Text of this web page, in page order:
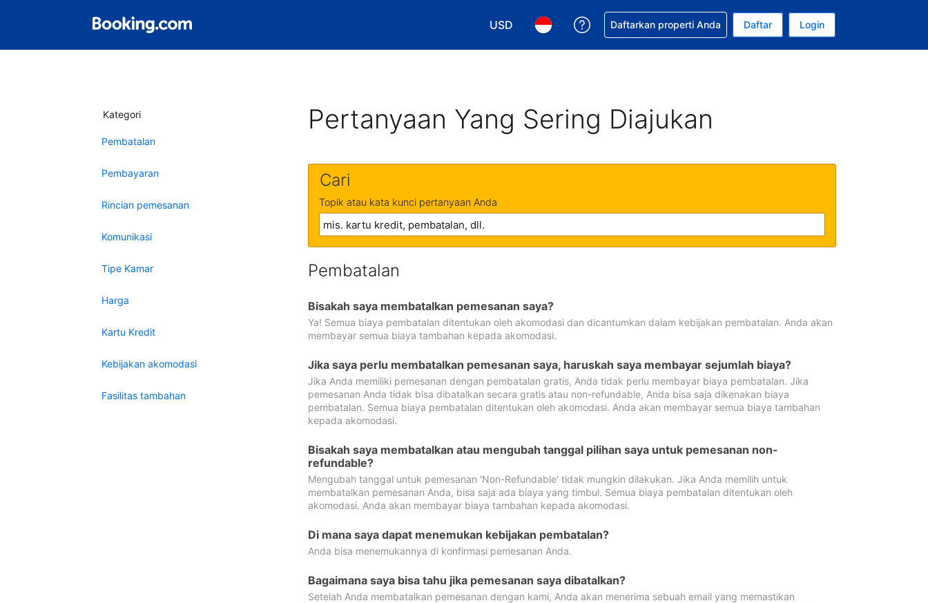
USD
Pilih mata uang Anda. Mata uang Anda saat ini adalah Dolar Amerika Serikat
Pilih bahasa Anda. Bahasa Anda saat ini adalah Bahasa Indonesia
Dapatkan bantuan untuk pemesanan Anda
Daftarkan properti Anda Daftar Login
Kategori
Pembatalan
Pembayaran
Rincian pemesanan
Komunikasi
Tipe Kamar
Harga
Kartu Kredit
Kebijakan akomodasi
Fasilitas tambahan
Pertanyaan Yang Sering Diajukan
Cari
Topik atau kata kunci pertanyaan Anda
Pembatalan
Bisakah saya membatalkan pemesanan saya?
Ya! Semua biaya pembatalan ditentukan oleh akomodasi dan dicantumkan dalam kebijakan pembatalan. Anda akan
membayar semua biaya tambahan kepada akomodasi.
Jika saya perlu membatalkan pemesanan saya, haruskah saya membayar sejumlah biaya?
Jika Anda memiliki pemesanan dengan pembatalan gratis, Anda tidak perlu membayar biaya pembatalan. Jika
pemesanan Anda tidak bisa dibatalkan secara gratis atau non-refundable, Anda bisa saja dikenakan biaya
pembatalan. Semua biaya pembatalan ditentukan oleh akomodasi. Anda akan membayar semua biaya tambahan
kepada akomodasi.
Bisakah saya membatalkan atau mengubah tanggal pilihan saya untuk pemesanan non-
refundable?
Mengubah tanggal untuk pemesanan 'Non-Refundable' tidak mungkin dilakukan. Jika Anda memilih untuk
membatalkan pemesanan Anda, bisa saja ada biaya yang timbul. Semua biaya pembatalan ditentukan oleh
akomodasi. Anda akan membayar biaya tambahan kepada akomodasi.
Di mana saya dapat menemukan kebijakan pembatalan?
Anda bisa menemukannya di konfirmasi pemesanan Anda.
Bagaimana saya bisa tahu jika pemesanan saya dibatalkan?
Setelah Anda membatalkan pemesanan dengan kami, Anda akan menerima sebuah email yang memastikan